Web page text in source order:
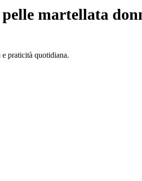
martellata
praticità quotidiana.